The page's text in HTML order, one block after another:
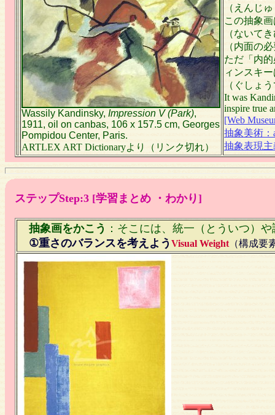
Wassily Kandinsky, Impression V (Park),
1911, oil on canbas, 106 x 157.5 cm, Georges
Pompidou Center, Paris.
ARTLEX ART Dictionaryより
（リンク切れ）
（えんじ
この抽象
（ないて
（内面の
ただ「内
ィンスキ
（ぐしょ
It was
inspire true
[Web
抽象美術：
抽象表現主
ステップStep:3 [学習まとめ ・わかり]
抽象画をかこう ：そこには、統一（とういつ）
①重さのバランスを考えよう Visual Weight （構成要